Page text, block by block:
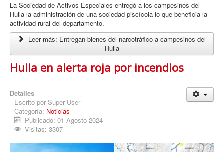
La Sociedad de Activos Especiales entregó a los campesinos del
Huila la administración de una sociedad piscícola lo que beneficia la
actividad rural del departamento.
Leer más: Entregan bienes del narcotráfico a campesinos del
Huila
Huila en alerta roja por incendios
Detalles
Escrito por Super User
Categoría: Noticias
Publicado: 01 Agosto 2024
Visitas: 3307